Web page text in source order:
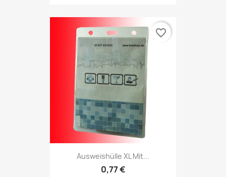
Ausweishülle XL Mit...
0,77 €
favorite_border